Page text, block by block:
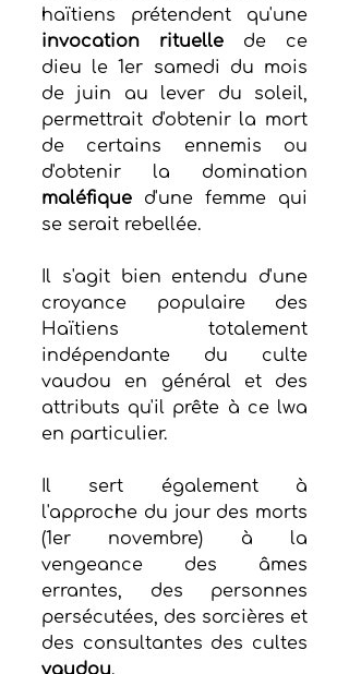
haïtiens prétendent qu'une
invocation rituelle de ce
dieu le 1er samedi du mois
de juin au lever du soleil,
permettrait d'obtenir la mort
de certains ennemis ou
maléfique d'une femme qui
se serait rebellée.
Il s'agit bien entendu d'une
croyance populaire des
Haïtiens totalement
indépendante du culte
vaudou en général et des
attributs qu'il prête à ce lwa
en particulier.
Il sert également à
l'approche du jour des morts
(1er novembre) à la
vengeance des âmes
errantes, des personnes
persécutées, des sorcières et
vaudou.